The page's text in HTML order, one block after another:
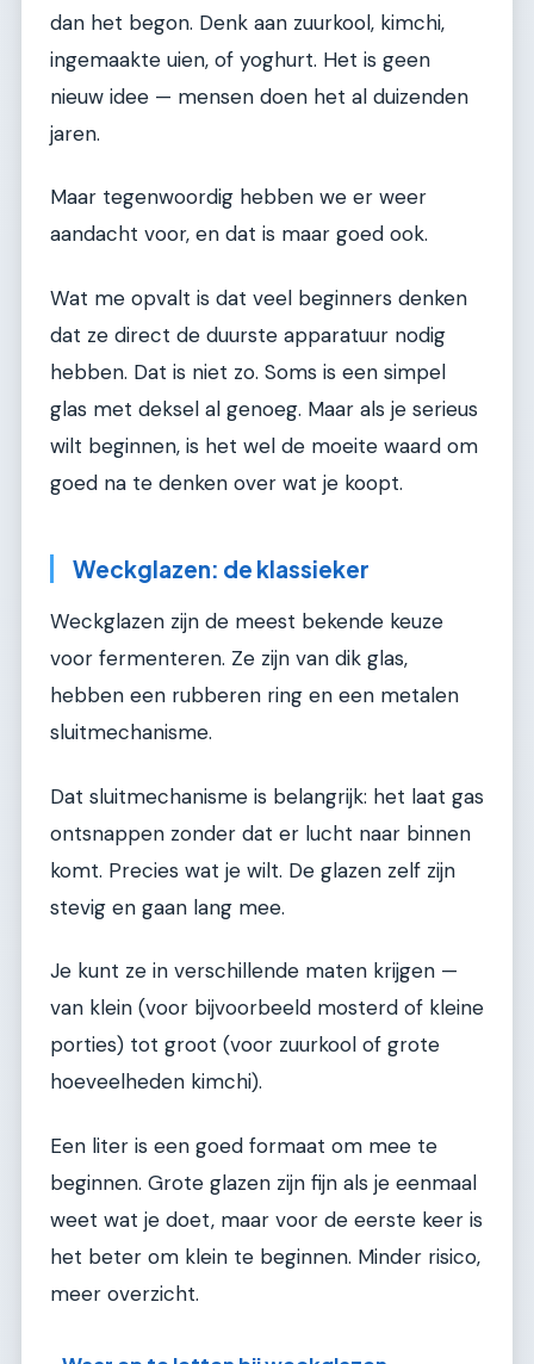
dan het begon. Denk aan zuurkool, kimchi,
ingemaakte uien, of yoghurt. Het is geen
nieuw idee — mensen doen het al duizenden
jaren.
Maar tegenwoordig hebben we er weer
aandacht voor, en dat is maar goed ook.
Wat me opvalt is dat veel beginners denken
dat ze direct de duurste apparatuur nodig
hebben. Dat is niet zo. Soms is een simpel
glas met deksel al genoeg. Maar als je serieus
wilt beginnen, is het wel de moeite waard om
goed na te denken over wat je koopt.
Weckglazen: de klassieker
Weckglazen zijn de meest bekende keuze
voor fermenteren. Ze zijn van dik glas,
hebben een rubberen ring en een metalen
sluitmechanisme.
Dat sluitmechanisme is belangrijk: het laat gas
ontsnappen zonder dat er lucht naar binnen
komt. Precies wat je wilt. De glazen zelf zijn
stevig en gaan lang mee.
Je kunt ze in verschillende maten krijgen —
van klein (voor bijvoorbeeld mosterd of kleine
porties) tot groot (voor zuurkool of grote
hoeveelheden kimchi).
Een liter is een goed formaat om mee te
beginnen. Grote glazen zijn fijn als je eenmaal
weet wat je doet, maar voor de eerste keer is
het beter om klein te beginnen. Minder risico,
meer overzicht.